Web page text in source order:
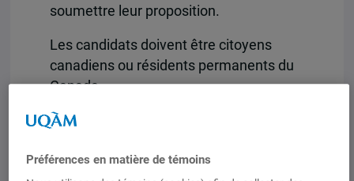
soumettre leur proposition.
Les candidats doivent être citoyens
canadiens ou résidents permanents du
Canada.
Les employés du gouvernement du
indéterminée ou déterminée ne sont pas
Préférences en matière de témoins